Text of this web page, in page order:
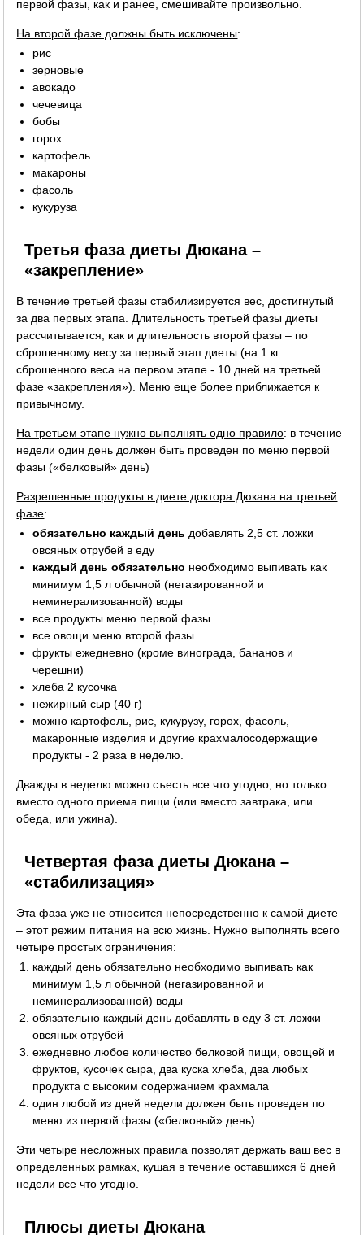
первой фазы, как и ранее, смешивайте произвольно.
На второй фазе должны быть исключены:
рис
зерновые
авокадо
чечевица
бобы
горох
картофель
макароны
фасоль
кукуруза
Третья фаза диеты Дюкана –
«закрепление»
В течение третьей фазы стабилизируется вес, достигнутый
за два первых этапа. Длительность третьей фазы диеты
рассчитывается, как и длительность второй фазы – по
сброшенному весу за первый этап диеты (на 1 кг
сброшенного веса на первом этапе - 10 дней на третьей
фазе «закрепления»). Меню еще более приближается к
привычному.
На третьем этапе нужно выполнять одно правило: в течение
недели один день должен быть проведен по меню первой
фазы («белковый» день)
Разрешенные продукты в диете доктора Дюкана на третьей
фазе:
обязательно каждый день добавлять 2,5 ст. ложки
овсяных отрубей в еду
каждый день обязательно необходимо выпивать как
минимум 1,5 л обычной (негазированной и
неминерализованной) воды
все продукты меню первой фазы
все овощи меню второй фазы
фрукты ежедневно (кроме винограда, бананов и
черешни)
хлеба 2 кусочка
нежирный сыр (40 г)
можно картофель, рис, кукурузу, горох, фасоль,
макаронные изделия и другие крахмалосодержащие
продукты - 2 раза в неделю.
Дважды в неделю можно съесть все что угодно, но только
вместо одного приема пищи (или вместо завтрака, или
обеда, или ужина).
Четвертая фаза диеты Дюкана –
«стабилизация»
Эта фаза уже не относится непосредственно к самой диете
– этот режим питания на всю жизнь. Нужно выполнять всего
четыре простых ограничения:
каждый день обязательно необходимо выпивать как
минимум 1,5 л обычной (негазированной и
неминерализованной) воды
обязательно каждый день добавлять в еду 3 ст. ложки
овсяных отрубей
ежедневно любое количество белковой пищи, овощей и
фруктов, кусочек сыра, два куска хлеба, два любых
продукта с высоким содержанием крахмала
один любой из дней недели должен быть проведен по
меню из первой фазы («белковый» день)
Эти четыре несложных правила позволят держать ваш вес в
определенных рамках, кушая в течение оставшихся 6 дней
недели все что угодно.
Плюсы диеты Дюкана